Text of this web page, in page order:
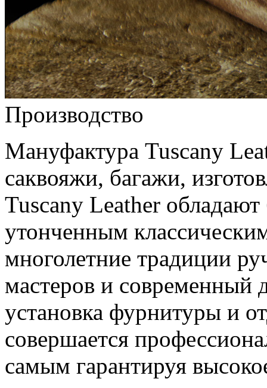
Производство
Мануфактура Tuscany
саквояжи, багажи,
Tuscany Leather
утонченным
многолетние традиции
мастеров и
установка фурнитуры и
совершается
самым гарантируя